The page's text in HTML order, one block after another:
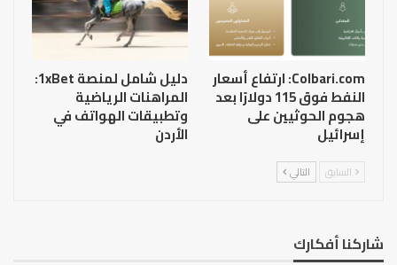
Colbari.com: ارتفاع أسعار
النفط فوق 115 دولارًا بعد
هجوم الحوثيين على
إسرائيل
دليل شامل لمنصة 1xBet:
المراهنات الرياضية
وتطبيقات الهواتف في
الأردن
السابق التالي
شاركنا أفكارك